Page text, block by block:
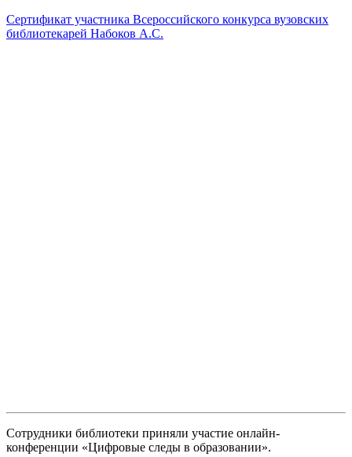
Сертификат участника Всероссийского конкурса вузовских
библиотекарей Набоков А.С.
Сотрудники библиотеки приняли участие онлайн-
конференции «Цифровые следы в образовании».